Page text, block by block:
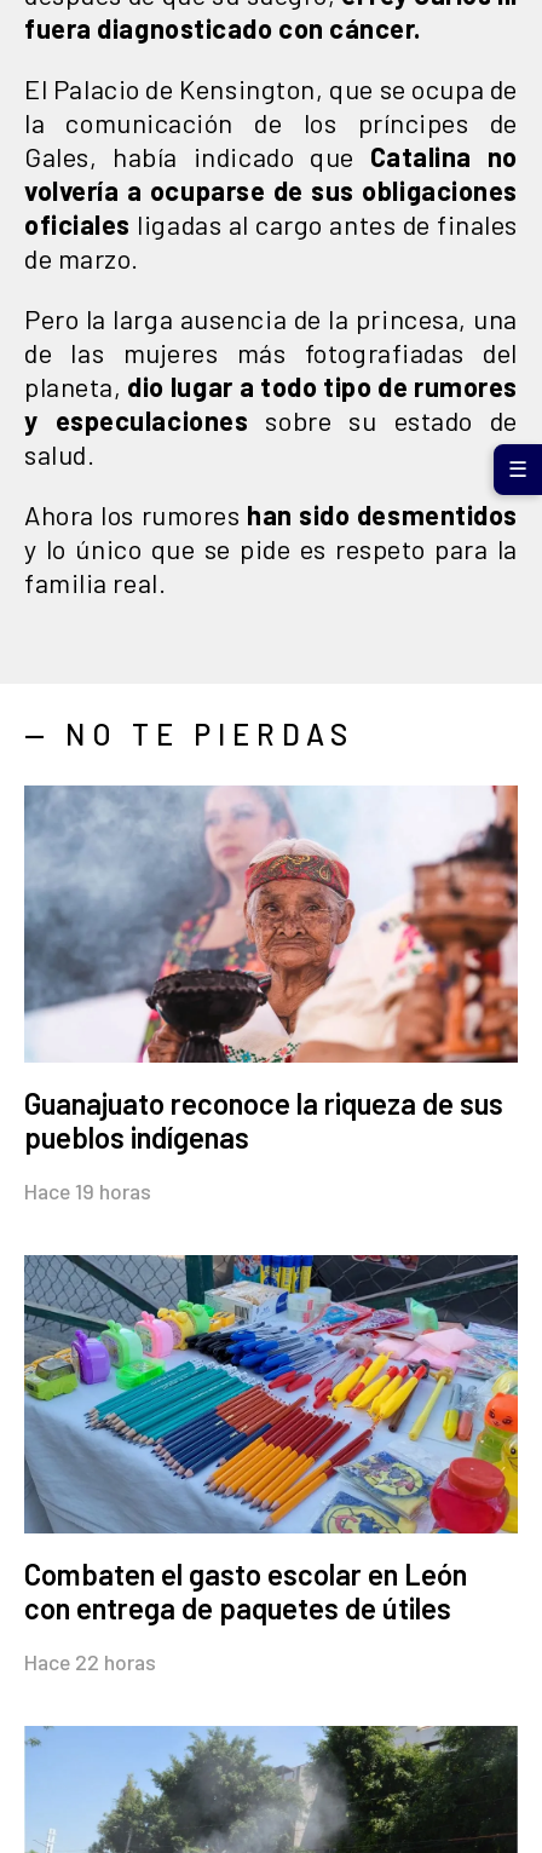
fuera diagnosticado con cáncer.
El Palacio de Kensington, que se ocupa de
la comunicación de los príncipes de
Gales, había indicado que Catalina no
volvería a ocuparse de sus obligaciones
oficiales ligadas al cargo antes de finales
de marzo.
Pero la larga ausencia de la princesa, una
de las mujeres más fotografiadas del
planeta, dio lugar a todo tipo de rumores
y especulaciones sobre su estado de
salud.
Ahora los rumores han sido desmentidos
y lo único que se pide es respeto para la
familia real.
— NO TE PIERDAS
Guanajuato reconoce la riqueza de sus
pueblos indígenas
Hace 19 horas
Combaten el gasto escolar en León
con entrega de paquetes de útiles
Hace 22 horas
☰